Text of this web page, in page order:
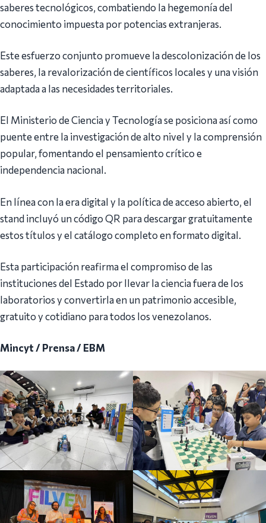
saberes tecnológicos, combatiendo la hegemonía del
conocimiento impuesta por potencias extranjeras.
Este esfuerzo conjunto promueve la descolonización de los
saberes, la revalorización de científicos locales y una visión
adaptada a las necesidades territoriales.
El Ministerio de Ciencia y Tecnología se posiciona así como
puente entre la investigación de alto nivel y la comprensión
popular, fomentando el pensamiento crítico e
independencia nacional.
En línea con la era digital y la política de acceso abierto, el
stand incluyó un código QR para descargar gratuitamente
estos títulos y el catálogo completo en formato digital.
Esta participación reafirma el compromiso de las
instituciones del Estado por llevar la ciencia fuera de los
laboratorios y convertirla en un patrimonio accesible,
gratuito y cotidiano para todos los venezolanos.
Mincyt / Prensa / EBM